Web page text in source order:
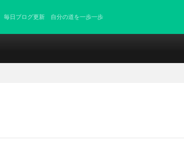
毎日ブログ更新 自分の道を一歩一歩